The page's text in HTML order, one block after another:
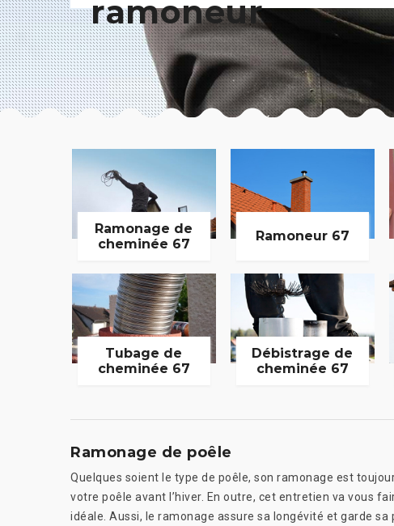
ramoneur
Ramonage de
cheminée 67
Ramoneur 67
Tubage de
cheminée 67
Débistrage de
cheminée 67
Ramonage de poêle
Quelques soient le type de poêle, son ramonage est
votre poêle avant l’hiver. En outre, cet entretien va vous
idéale. Aussi, le ramonage assure sa longévité et garde